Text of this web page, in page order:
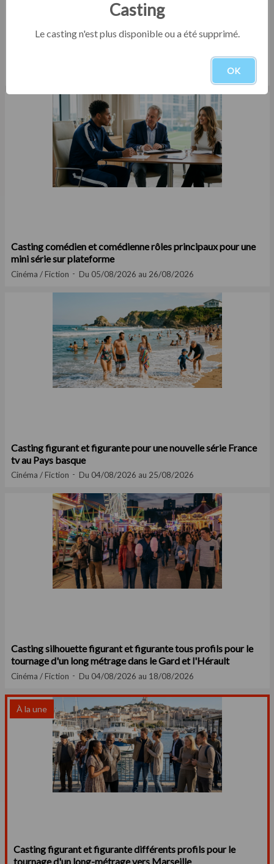
tournage d'un court film institutionnel en Eure-et-Loir
Casting comédien et comédienne rôles principaux pour une
mini série sur plateforme
Cinéma / Fiction Du 05/08/2026 au 26/08/2026
Casting figurant et figurante pour une nouvelle série France
tv au Pays basque
Cinéma / Fiction Du 04/08/2026 au 25/08/2026
Casting silhouette figurant et figurante tous profils pour le
tournage d'un long métrage dans le Gard et l'Hérault
Cinéma / Fiction Du 04/08/2026 au 18/08/2026
À la une
Casting figurant et figurante différents profils pour le
tournage d'un long-métrage vers Marseille
Casting
Le casting n'est plus disponible ou a été supprimé.
OK